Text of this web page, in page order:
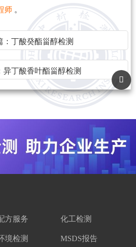
师 。
： 丁酸癸酯甾醇检测
异丁酸香叶酯甾醇检测
方服务 化工检测
境检测 MSDS报告